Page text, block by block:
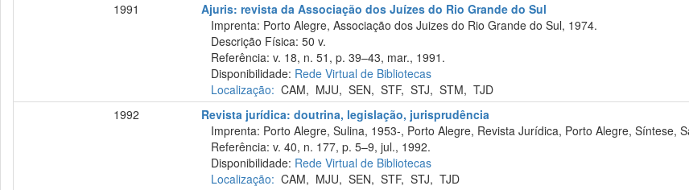
1991
Ajuris: revista da Associação dos Juízes do Rio Grande do Sul
Imprenta: Porto Alegre, Associação dos Juizes do Rio Grande do Sul, 1974.
Descrição Física: 50 v.
Referência: v. 18, n. 51, p. 39–43, mar., 1991.
Disponibilidade: Rede Virtual de Bibliotecas
Localização: CAM, MJU,SEN,STF,STJ,STM,TJD
1992
Revista jurídica: doutrina, legislação, jurisprudência
Imprenta: Porto Alegre, Sulina, 1953-, Porto Alegre, Revista Jurídica, Porto Alegre, Síntese,
Referência: v. 40, n. 177, p. 5–9, jul., 1992.
Disponibilidade: Rede Virtual de Bibliotecas
Localização: CAM, MJU,SEN,STF,STJ,TJD